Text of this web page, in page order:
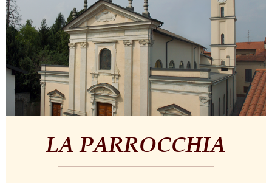
LA PARROCCHIA